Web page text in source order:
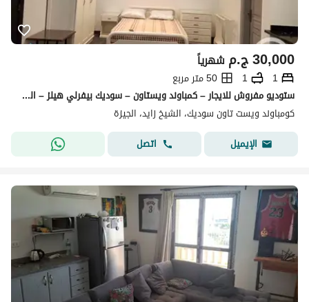
ج.م30,000 شهرياً
1
1
50 متر مربع
ستوديو مفروش للايجار – كمباوند ويستاون – سوديك بيفرلي هيلز – الشيخ زايد Studio For Rent Fully Furnished Compound Westown SODIC Beverly Hills El Sheikh Zayed
كومباوند ويست تاون سوديك، الشيخ زايد، الجيزة
الإيميل
اتصل